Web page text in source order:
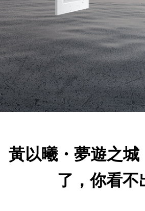
黃以曦・夢遊之城
了，你看不